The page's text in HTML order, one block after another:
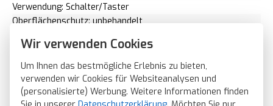
Wir verwenden Cookies
Um Ihnen das bestmögliche Erlebnis zu bieten,
verwenden wir Cookies für Websiteanalysen und
(personalisierte) Werbung. Weitere Informationen finden
Verwendung: Schalter/Taster
Oberflächenschutz: unbehandelt
Werkstoff: Kunststoff
Befestigungsart: Klemmbefestigung
Aufdruck/Kennzeichnung: ohne
Kontrollfenster/Lichtauslass: Ja